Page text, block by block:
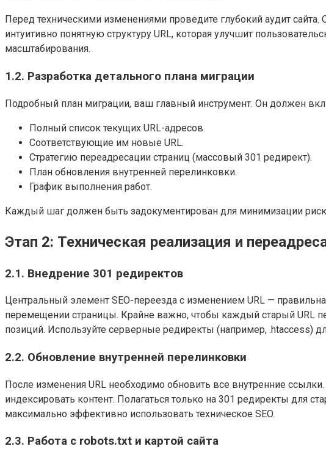
Перед техническими изменениями проведите глубокий аудит
интуитивно понятную структуру URL, которая улучшит
масштабирования.
1.2. Разработка детального плана миграции
Подробный план миграции, ваш главный инструмент. Он должен
Полный список текущих URL-адресов.
Соответствующие им новые URL.
Стратегию переадресации страниц (массовый 301 редирект).
План обновления внутренней перелинковки.
График выполнения работ.
Каждый шаг должен быть задокументирован для минимизации
Этап 2: Техническая реализация и
2.1. Внедрение 301 редиректов
Центральный элемент SEO-переезда с изменением URL —
перемещении страницы. Крайне важно, чтобы каждый старый URL
позиций. Используйте серверные редиректы (например, .htaccess)
2.2. Обновление внутренней перелинковки
После изменения URL необходимо обновить все внутренние
индексировать контент. Полагаться только на 301 редиректы для
максимально эффективно использовать техническое SEO.
2.3. Работа с robots.txt и картой сайта